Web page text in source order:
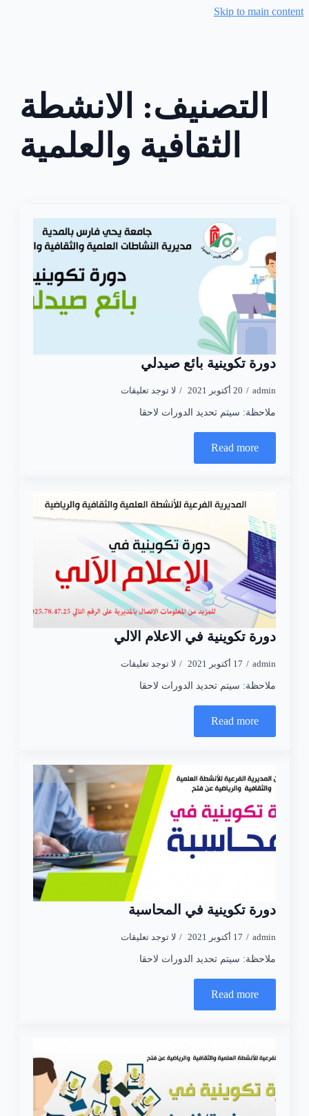
Skip to main content
التصنيف: الانشطة
الثقافية والعلمية
دورة تكوينية بائع صيدلي
admin 20 أكتوبر 2021 لا توجد تعليقات
ملاحظة: سيتم تحديد الدورات لاحقا
Read more
دورة تكوينية في الاعلام الالي
admin 17 أكتوبر 2021 لا توجد تعليقات
ملاحظة: سيتم تحديد الدورات لاحقا
Read more
دورة تكوينية في المحاسبة
admin 17 أكتوبر 2021 لا توجد تعليقات
ملاحظة: سيتم تحديد الدورات لاحقا
Read more